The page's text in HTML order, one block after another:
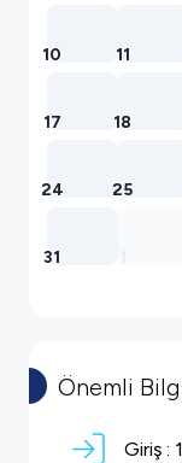
10 11
17 18
24 25
31
Önemli
Giriş :